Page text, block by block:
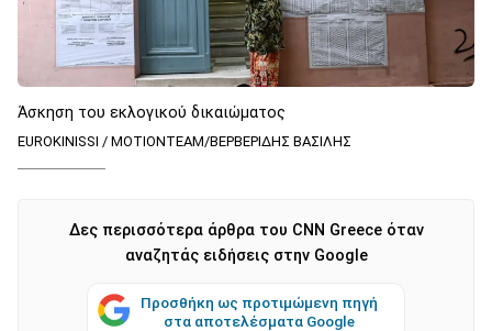
Άσκηση του εκλογικού δικαιώματος
EUROKINISSI / ΜΟΤΙΟΝΤΕΑΜ/ΒΕΡΒΕΡΙΔΗΣ ΒΑΣΙΛΗΣ
Δες περισσότερα άρθρα του CNN Greece όταν
αναζητάς ειδήσεις στην Google
Προσθήκη ως προτιμώμενη πηγή
στα αποτελέσματα Google